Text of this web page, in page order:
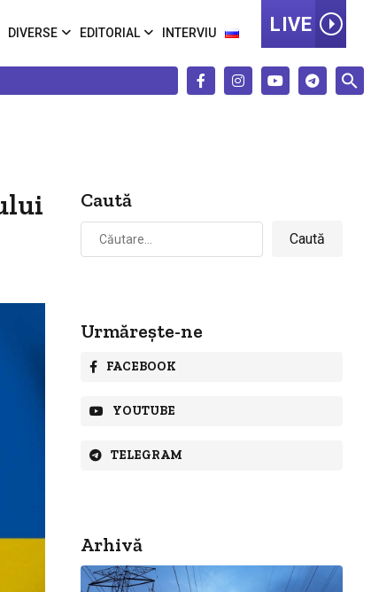
DIVERSE EDITORIAL INTERVIU LIVE
Caută
Caută
după:
Urmărește-ne
FACEBOOK
YOUTUBE
TELEGRAM
Arhivă